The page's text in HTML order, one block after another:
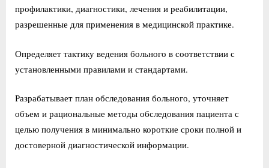
профилактики, диагностики, лечения и реабилитации,
разрешенные для применения в медицинской практике.
Определяет тактику ведения больного в соответствии с
установленными правилами и стандартами.
Разрабатывает план обследования больного, уточняет
объем и рациональные методы обследования пациента с
целью получения в минимально короткие сроки полной и
достоверной диагностической информации.